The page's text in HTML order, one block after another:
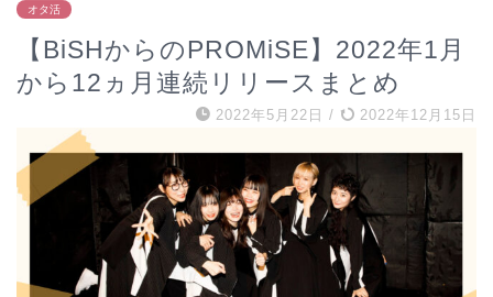
オタ活
【BiSHからのPROMiSE】2022年1月
から12ヵ月連続リリースまとめ
2022年5月22日 / 2022年12月15日